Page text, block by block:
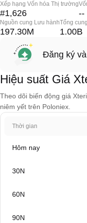
Xếp hạng Vốn hóa Thị trường
#1,626 --
Nguồn cung Lưu hành
197.30M
Tổng cung
1.00B
Đăng ký
Hiệu suất Giá
Theo dõi biến động giá
niêm yết trên Poloniex.
Thời gian
Hôm nay
30N
60N
90N